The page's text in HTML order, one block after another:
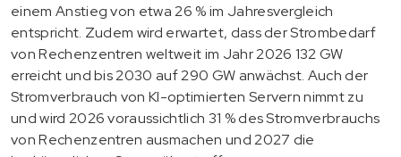
einem Anstieg von etwa 26 % im Jahresvergleich
entspricht. Zudem wird erwartet, dass der Strombedarf
von Rechenzentren weltweit im Jahr 2026 132 GW
erreicht und bis 2030 auf 290 GW anwächst. Auch der
Stromverbrauch von KI-optimierten Servern nimmt zu
und wird 2026 voraussichtlich 31 % des Stromverbrauchs
von Rechenzentren ausmachen und 2027 die